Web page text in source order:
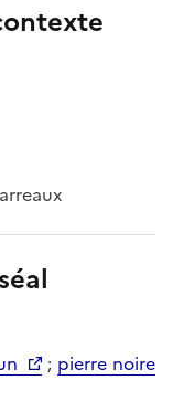
; pierre noire